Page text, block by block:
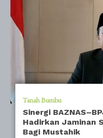
Tanah Bumbu
Sinergi
Hadirkan Jaminan
Bagi Mustahik